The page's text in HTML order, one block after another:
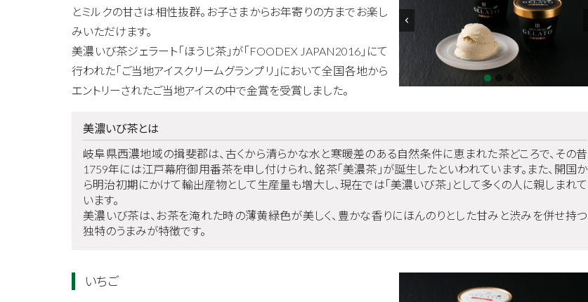
とミルクの甘さは相性抜群。お子さまからお年寄りの方までお楽し
みいただけます。
美濃いび茶ジェラート「ほうじ茶」が「FOODEX JAPAN2016」にて
行われた「ご当地アイスクリームグランプリ」において全国各地から
エントリーされたご当地アイスの中で金賞を受賞しました。
美濃いび茶とは
岐阜県西濃地域の揖斐郡は、古くから清らかな水と寒暖差のある自然条件に恵まれた茶どころで、その昔
1759年には江戸幕府御用番茶を申し付けられ、銘茶「美濃茶」が誕生したといわれています。また、開国か
ら明治初期にかけて輸出産物として生産量も増大し、現在では「美濃いび茶」として多くの人に親しまれて
います。
美濃いび茶は、お茶を淹れた時の薄黄緑色が美しく、豊かな香りにほんのりとした甘みと渋みを併せ持つ
独特のうまみが特徴です。
いちご